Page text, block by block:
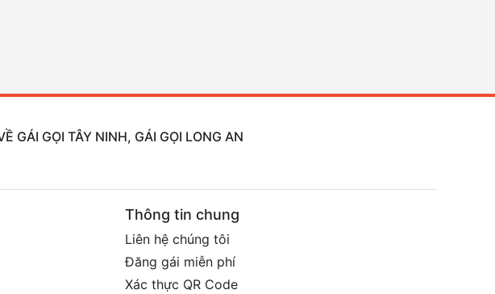
GÁI GỌI TÂY NINH, GÁI GỌI LONG AN
Thông tin chung
Liên hệ chúng tôi
Đăng gái miễn phí
Xác thực QR Code